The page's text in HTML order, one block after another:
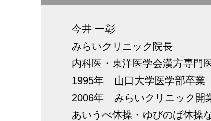
今井 一彰
みらいクリニック院長
内科医・東洋医学会漢方専門
1995年 山口大学医学部卒業
2006年 みらいクリニック開
あいうべ体操・ゆびのば体操